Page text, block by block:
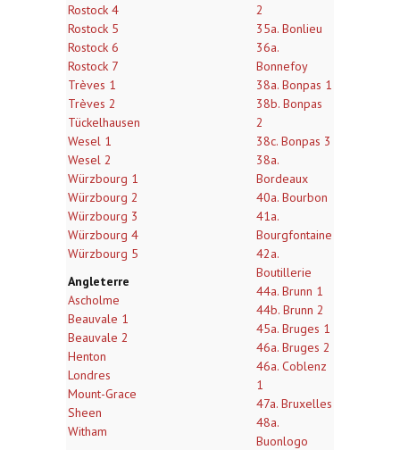
Rostock 4
Rostock 5
Rostock 6
Rostock 7
Trèves 1
Trèves 2
Tückelhausen
Wesel 1
Wesel 2
Würzbourg 1
Würzbourg 2
Würzbourg 3
Würzbourg 4
Würzbourg 5
Angleterre
Ascholme
Beauvale 1
Beauvale 2
Henton
Londres
Mount-Grace
Sheen
Witham
2
35a. Bonlieu
36a.
Bonnefoy
38a. Bonpas 1
38b. Bonpas
2
38c. Bonpas 3
38a.
Bordeaux
40a. Bourbon
41a.
Bourgfontaine
42a.
Boutillerie
44a. Brunn 1
44b. Brunn 2
45a. Bruges 1
46a. Bruges 2
46a. Coblenz
1
47a. Bruxelles
48a.
Buonlogo